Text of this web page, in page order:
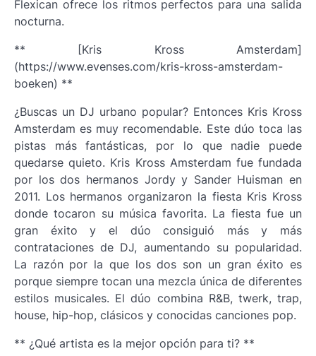
Flexican ofrece los ritmos perfectos para una salida
nocturna.
** [Kris Kross Amsterdam]
(https://www.evenses.com/kris-kross-amsterdam-
boeken) **
¿Buscas un DJ urbano popular? Entonces Kris Kross
Amsterdam es muy recomendable. Este dúo toca las
pistas más fantásticas, por lo que nadie puede
quedarse quieto. Kris Kross Amsterdam fue fundada
por los dos hermanos Jordy y Sander Huisman en
2011. Los hermanos organizaron la fiesta Kris Kross
donde tocaron su música favorita. La fiesta fue un
gran éxito y el dúo consiguió más y más
contrataciones de DJ, aumentando su popularidad.
La razón por la que los dos son un gran éxito es
porque siempre tocan una mezcla única de diferentes
estilos musicales. El dúo combina R&B, twerk, trap,
house, hip-hop, clásicos y conocidas canciones pop.
** ¿Qué artista es la mejor opción para ti? **